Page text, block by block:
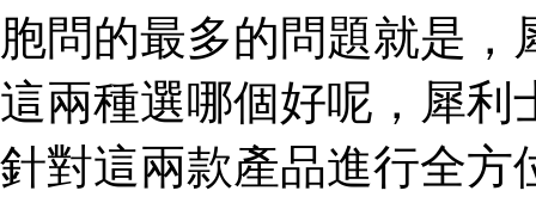
胞問的最多的問題就是
這兩種選哪個好呢，犀利
針對這兩款產品進行全方